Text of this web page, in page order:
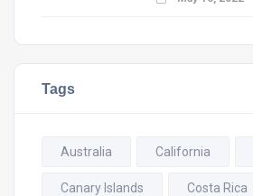
Tags
Australia California
Canary Islands Costa Rica